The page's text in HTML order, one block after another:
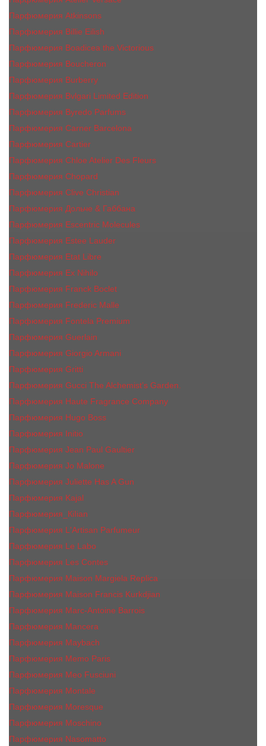
Парфюмерия Atkinsons
Парфюмерия Billie Eilish
Парфюмерия Boadicea the Victorious
Парфюмерия Boucheron
Парфюмерия Burberry
Парфюмерия Bvlgari Limited Edition
Парфюмерия Byredo Parfums
Парфюмерия Carner Barcelona
Парфюмерия Cartier
Парфюмерия Chloe Atelier Des Fleurs
Парфюмерия Сhopard
Парфюмерия Clive Christian
Парфюмерия Дольче & Габбана
Парфюмерия Escentric Molecules
Парфюмерия Estee Lаudеr
Парфюмерия Etat Libre
Парфюмерия Ex Nihilo
Парфюмерия Franck Boclet
Парфюмерия Frеderic Mаlle
Парфюмерия Fontela Premium
Парфюмерия Guerlain
Парфюмерия Giorgio Armani
Парфюмерия Gritti
Парфюмерия Gucci The Alchemist’s Garden.
Парфюмерия Haute Fragrance Company
Парфюмерия Hugo Boss
Парфюмерия Initio
Парфюмерия Jean Paul Gaultier
Парфюмерия Jо Malоnе
Парфюмерия Juliette Has A Gun
Парфюмерия Kajal
Парфюмерия_КiIiаn
Парфюмерия L'Artisan Parfumeur
Парфюмерия Le Labo
Парфюмерия Les Contes
Парфюмерия Maison Margiela Replica
Парфюмерия Maison Francis Kurkdjian
Парфюмерия Marc-Antoine Barrois
Парфюмерия Mancera
Парфюмерия Maybach
Парфюмерия Memo Paris
Парфюмерия Meo Fusciuni
Парфюмерия Montale
Парфюмерия Moresque
Парфюмерия Moschino
Парфюмерия Nasomatto